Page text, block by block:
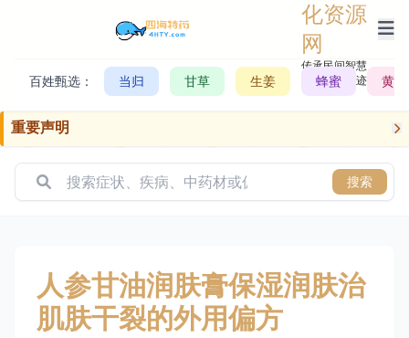
化资源
网
传承民间智慧，
记录历史轨迹
百姓甄选： 当归 甘草 生姜 蜂蜜 黄芪
重要声明
搜索
人参甘油润肤膏保湿润肤治
肌肤干裂的外用偏方